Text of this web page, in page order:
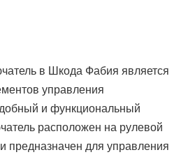
в Шкода Фабия является
управления
и функциональный
расположен на рулевой
предназначен для управления